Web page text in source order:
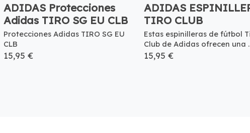
ADIDAS Protecciones
Adidas TIRO SG EU CLB
Protecciones Adidas TIRO SG EU
CLB
15,95 €
ADIDAS
TIRO CLUB
Estas espinilleras de fútbol
Club de Adidas ofrecen una
15,95 €